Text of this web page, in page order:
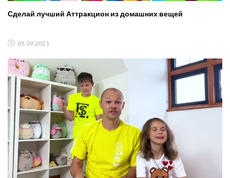
Сделай лучший Аттракцион из домашних вещей
05.09.2021